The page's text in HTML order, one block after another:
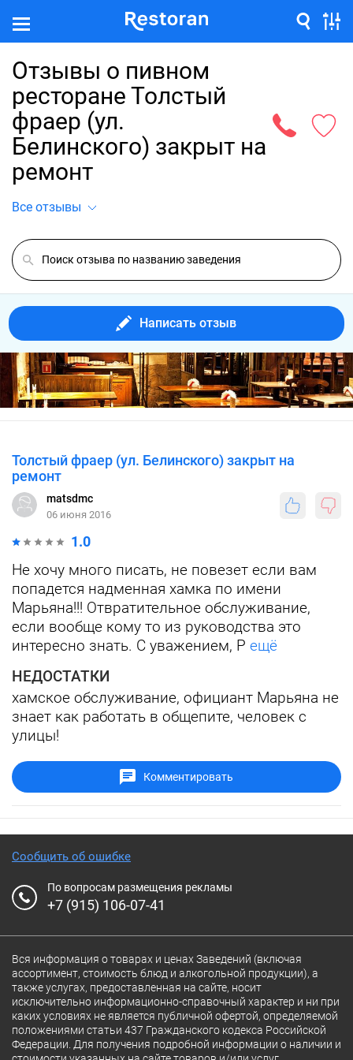
Отзывы о пивном
ресторане Толстый
фраер (ул.
Белинского) закрыт на
ремонт
Все отзывы
Написать отзыв
Толстый фраер (ул. Белинского) закрыт на
ремонт
matsdmc
06 июня 2016
1.0
Не хочу много писать, не повезет если вам
попадется надменная хамка по имени
Марьяна!!! Отвратительное обслуживание,
если вообще кому то из руководства это
интересно знать. C уважением, Р ещё
НЕДОСТАТКИ
хамское обслуживание, официант Марьяна не
знает как работать в общепите, человек с
улицы!
Комментировать
Сообщить об ошибке
По вопросам размещения рекламы
+7 (915) 106-07-41
Вся информация о товарах и ценах Заведений (включая
ассортимент, стоимость блюд и алкогольной продукции), а
также услугах, предоставленная на сайте, носит
исключительно информационно-справочный характер и ни при
каких условиях не является публичной офертой, определяемой
положениями статьи 437 Гражданского кодекса Российской
Федерации. Для получения подробной информации о наличии и